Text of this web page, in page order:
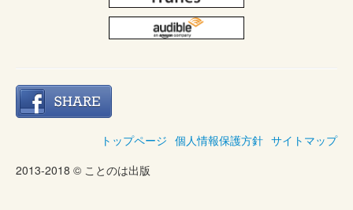
トップページ 個人情報保護方針 サイトマップ
2013-2018 © ことのは出版